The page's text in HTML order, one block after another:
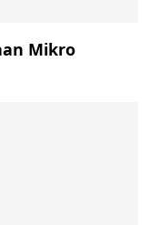
Mikro